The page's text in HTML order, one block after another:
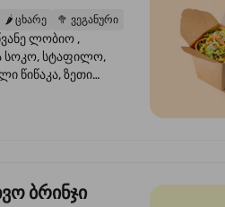
🌶️ ცხარე 🥦 ვეგანური
ლობიო ,
სოკო, სტაფილო,
წიწაკა, ზეთი
ბრინჯი